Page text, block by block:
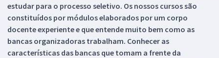
estudar para o processo seletivo. Os nossos cursos são
constituídos por módulos elaborados por um corpo
docente experiente e que entende muito bem como as
bancas organizadoras trabalham. Conhecer as
características das bancas que tomam a frente da